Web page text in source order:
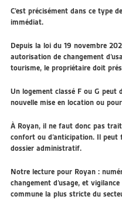
C’est précisément dans ce type
immédiat.
Depuis la loi du 19 novembre
autorisation de changement
tourisme, le propriétaire doit
Un logement classé F ou G peut
nouvelle mise en location ou
À Royan, il ne faut donc pas
confort ou d’anticipation. Il peut
dossier administratif.
Notre lecture pour Royan :
changement d’usage, et
commune la plus stricte du